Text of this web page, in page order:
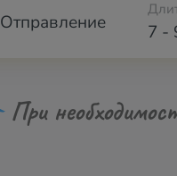
Отправление 7 -
При